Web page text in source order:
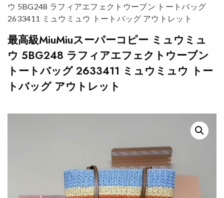
ウ 5BG248 ラフィアエフェクトウーブン トートバッグ
2633411 ミュウミュウ トートバッグ アウトレット
最高級MiuMiuスーパーコピー ミュウミュ
ウ 5BG248 ラフィアエフェクトウーブン
トートバッグ 2633411 ミュウミュウ トー
トバッグ アウトレット